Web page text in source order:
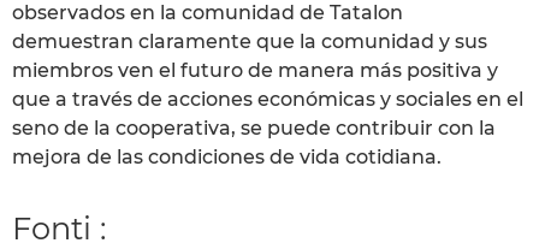
observados en la comunidad de Tatalon
demuestran claramente que la comunidad y sus
miembros ven el futuro de manera más positiva y
que a través de acciones económicas y sociales en el
seno de la cooperativa, se puede contribuir con la
mejora de las condiciones de vida cotidiana.
Fonti :